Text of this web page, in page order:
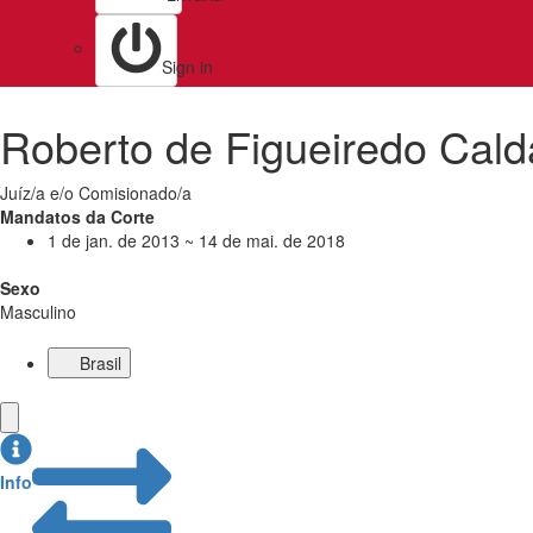
Sign in
Roberto de Figueiredo
Juíz/a e/o Comisionado/a
Mandatos da Corte
1 de jan. de 2013 ~ 14 de mai. de 2018
Sexo
Masculino
Brasil
Info